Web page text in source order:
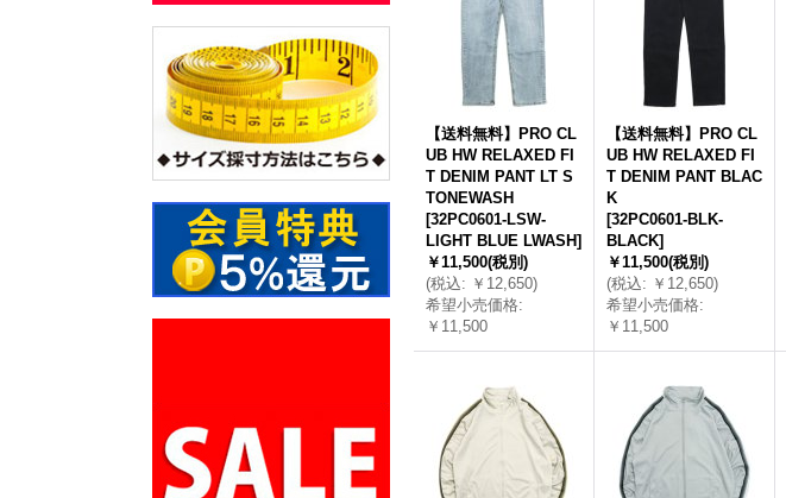
【送料無料】PRO CL
UB HW RELAXED FI
T DENIM PANT LT S
TONEWASH
[32PC0601-LSW-
LIGHT BLUE LWASH]
￥11,500(税別)
(税込: ￥12,650)
希望小売価格:
￥11,500
【送料無料】PRO CL
UB HW RELAXED FI
T DENIM PANT BLAC
K
[32PC0601-BLK-
BLACK]
￥11,500(税別)
(税込: ￥12,650)
希望小売価格:
￥11,500